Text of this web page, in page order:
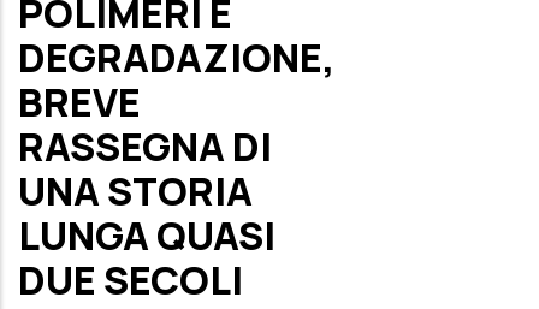
POLIMERI E
DEGRADAZIONE,
BREVE
RASSEGNA DI
UNA STORIA
LUNGA QUASI
DUE SECOLI